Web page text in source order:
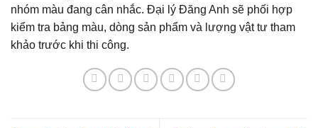
nhóm màu đang cân nhắc. Đại lý Đăng Anh sẽ phối hợp
kiểm tra bảng màu, dòng sản phẩm và lượng vật tư tham
khảo trước khi thi công.